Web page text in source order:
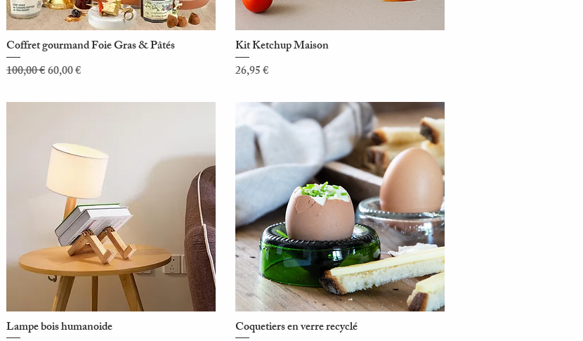
Aperçu rapide
Coffret gourmand Foie Gras & Pâtés
Prix original
100,00 €Prix promotionnel
60,00 €
Aperçu rapide
Kit Ketchup Maison
Prix
26,95 €
Aperçu rapide
Lampe bois humanoide
Aperçu rapide
Coquetiers en verre recyclé